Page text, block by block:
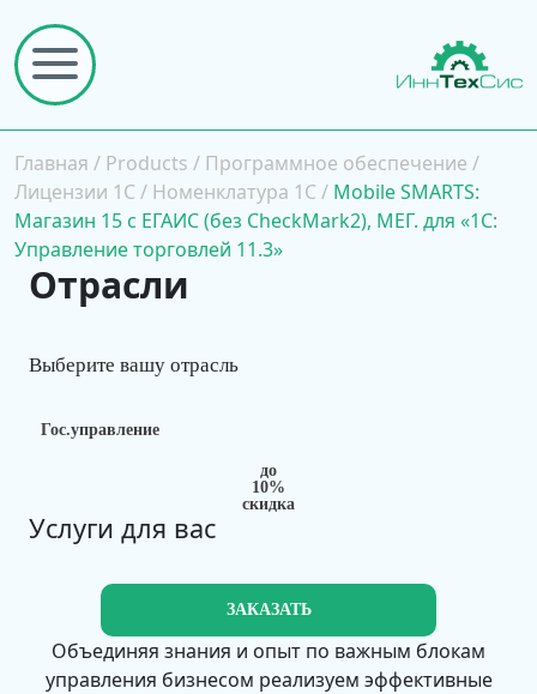
Главная / Products / Программное обеспечение /
Лицензии 1С / Номенклатура 1С / Mobile SMARTS:
Магазин 15 с ЕГАИС (без CheckMark2), МЕГ. для «1С:
Управление торговлей 11.3»
Отрасли
Гос.управление
Выберите вашу отрасль
до
10%
скидка
Услуги для вас
ЗАКАЗАТЬ
Объединяя знания и опыт по важным блокам
управления бизнесом реализуем эффективные